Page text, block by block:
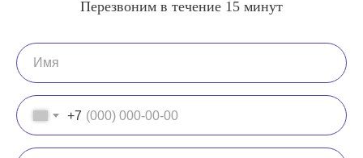
Перезвоним в течение 15 минут
+7